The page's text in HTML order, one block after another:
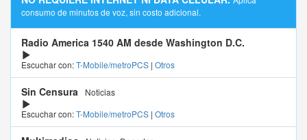
consumo de minutos de voz, sin costo adicional.
Radio America 1540 AM desde Washington D.C.
Escuchar con:T-Mobile/metroPCS | Otros
Sin Censura
Noticias
Escuchar con:T-Mobile/metroPCS | Otros